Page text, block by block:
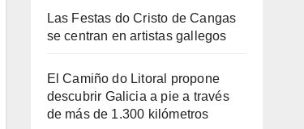
Las Festas do Cristo de Cangas
se centran en artistas gallegos
El Camiño do Litoral propone
descubrir Galicia a pie a través
de más de 1.300 kilómetros